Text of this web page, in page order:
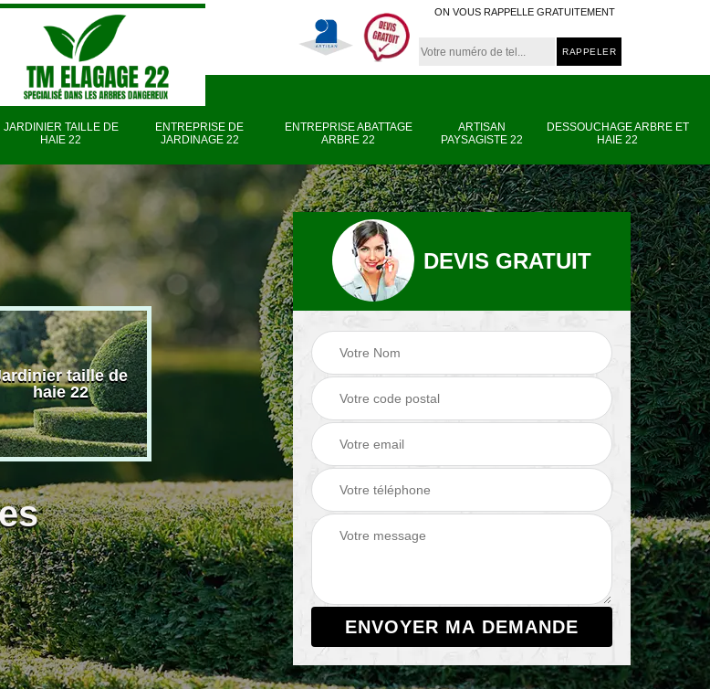
ON VOUS RAPPELLE GRATUITEMENT
JARDINIER TAILLE DE
HAIE 22
ENTREPRISE DE
JARDINAGE 22
ENTREPRISE ABATTAGE
ARBRE 22
ARTISAN
PAYSAGISTE 22
DESSOUCHAGE ARBRE ET
HAIE 22
taille de
haie 22
Entreprise de
jardinage 22
Entreprise abattage
arbre 22
Artisan paysagiste
22
DEVIS GRATUIT